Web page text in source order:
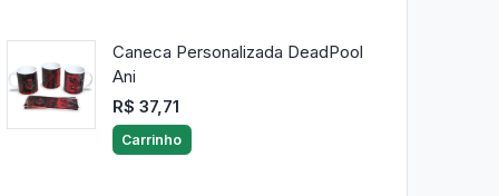
Caneca Personalizada DeadPool
Ani
R$ 37,71
Carrinho